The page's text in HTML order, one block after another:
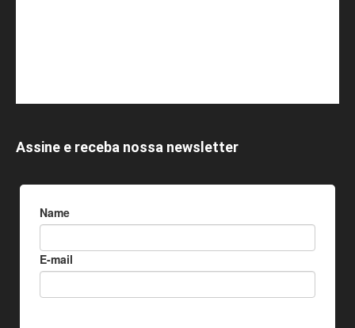
Assine e receba nossa newsletter